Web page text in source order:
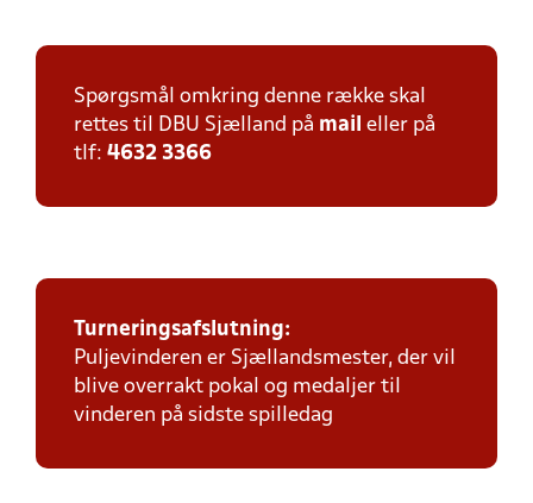
Spørgsmål omkring denne række skal
rettes til DBU Sjælland på mail eller på
tlf: 4632 3366
Turneringsafslutning:
Puljevinderen er Sjællandsmester, der vil
blive overrakt pokal og medaljer til
vinderen på sidste spilledag